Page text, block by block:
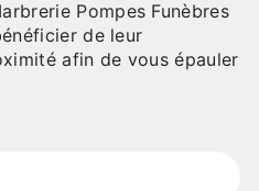
Pompes Funèbres
de leur
afin de vous épauler